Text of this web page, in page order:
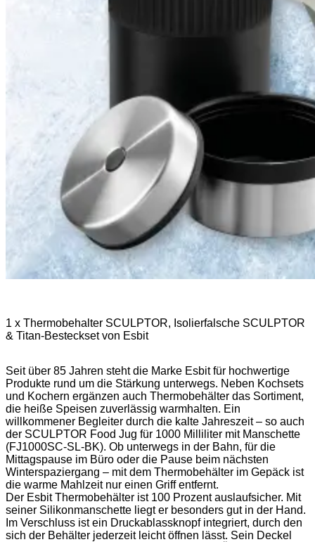
1 x Thermobehalter SCULPTOR, Isolierfalsche SCULPTOR
& Titan-Besteckset von Esbit
Seit über 85 Jahren steht die Marke Esbit für hochwertige
Produkte rund um die Stärkung unterwegs. Neben Kochsets
und Kochern ergänzen auch Thermobehälter das Sortiment,
die heiße Speisen zuverlässig warmhalten. Ein
willkommener Begleiter durch die kalte Jahreszeit – so auch
der SCULPTOR Food Jug für 1000 Milliliter mit Manschette
(FJ1000SC-SL-BK). Ob unterwegs in der Bahn, für die
Mittagspause im Büro oder die Pause beim nächsten
Winterspaziergang – mit dem Thermobehälter im Gepäck ist
die warme Mahlzeit nur einen Griff entfernt.
Der Esbit Thermobehälter ist 100 Prozent auslaufsicher. Mit
seiner Silikonmanschette liegt er besonders gut in der Hand.
Im Verschluss ist ein Druckablassknopf integriert, durch den
sich der Behälter jederzeit leicht öffnen lässt. Sein Deckel